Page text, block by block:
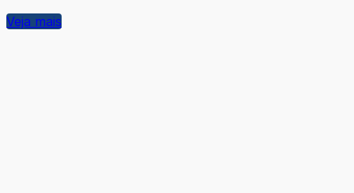
Veja mais